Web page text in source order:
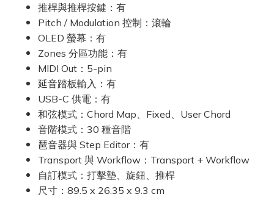
推桿與推桿按鍵 ： 有
Pitch / Modulation 控制 ： 滾輪
OLED 螢幕 ：有
Zones 分區功能 ： 有
MIDI Out ： 5-pin
延音踏板輸入 ：有
USB-C 供電 ：有
和弦模式 ：Chord Map、Fixed、User Chord
音階模式 ：30 種音階
琶音器與 Step Editor：有
Transport 與 Workflow ： Transport + Workflow
自訂模式 ： 打擊墊、旋鈕、推桿
尺寸：89.5 x 26.35 x 9.3 cm